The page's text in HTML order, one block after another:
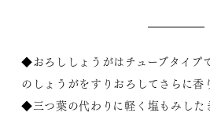
◆おろししょうがはチューブタイプ
のしょうがをすりおろしてさらに香
◆三つ葉の代わりに軽く塩もみした